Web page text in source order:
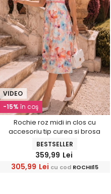
-15% în coş
VIDEO
Rochie roz midi in clos cu
accesoriu tip curea si brosa
florala - StarShinerS
BESTSELLER
359,99 Lei
305,99 Lei cu cod ROCHII15